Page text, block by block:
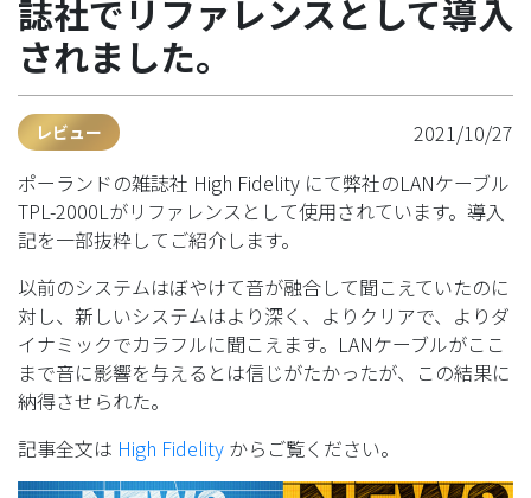
誌社でリファレンスとして導入
されました。
レビュー
2021/10/27
ポーランドの雑誌社 High Fidelity にて弊社のLANケーブル
TPL-2000Lがリファレンスとして使用されています。導入
記を一部抜粋してご紹介します。
以前のシステムはぼやけて音が融合して聞こえていたのに
対し、新しいシステムはより深く、よりクリアで、よりダ
イナミックでカラフルに聞こえます。LANケーブルがここ
まで音に影響を与えるとは信じがたかったが、この結果に
納得させられた。
記事全文は High Fidelity からご覧ください。